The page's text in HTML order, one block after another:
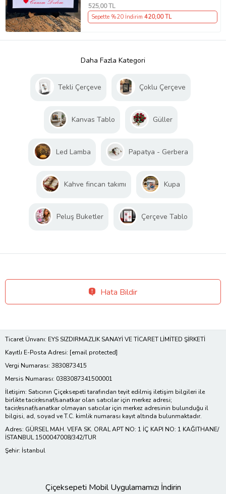
525,00 TL
Sepette %20 İndirim 420,00 TL
Daha Fazla Kategori
Tekli Çerçeve Çoklu Çerçeve
Kanvas Tablo Güller
Led Lamba Papatya - Gerbera
Kahve fincan takımı Kupa
Peluş Buketler Çerçeve Tablo
Hata Bildir
Ticaret Ünvanı: EYS SIZDIRMAZLIK SANAYİ VE TİCARET LİMİTED ŞİRKETİ
Kayıtlı E-Posta Adresi: [email protected]
Vergi Numarası: 3830873415
Mersis Numarası: 0383087341500001
İletişim: Satıcının Çiçeksepeti tarafından teyit edilmiş iletişim bilgileri ile
birlikte tacir/esnaf/sanatkar olan satıcılar için merkez adresi;
tacir/esnaf/sanatkar olmayan satıcılar için merkez adresinin bulunduğu il
bilgisi, ad, soyad ve T.C. kimlik numarası kayıt altında bulunmaktadır.
Adres: GÜRSEL MAH. VEFA SK. ORAL APT NO: 1 İÇ KAPI NO: 1 KAĞITHANE/
İSTANBUL 1500047008/342/TUR
Şehir: İstanbul
Çiçeksepeti Mobil Uygulamamızı İndirin